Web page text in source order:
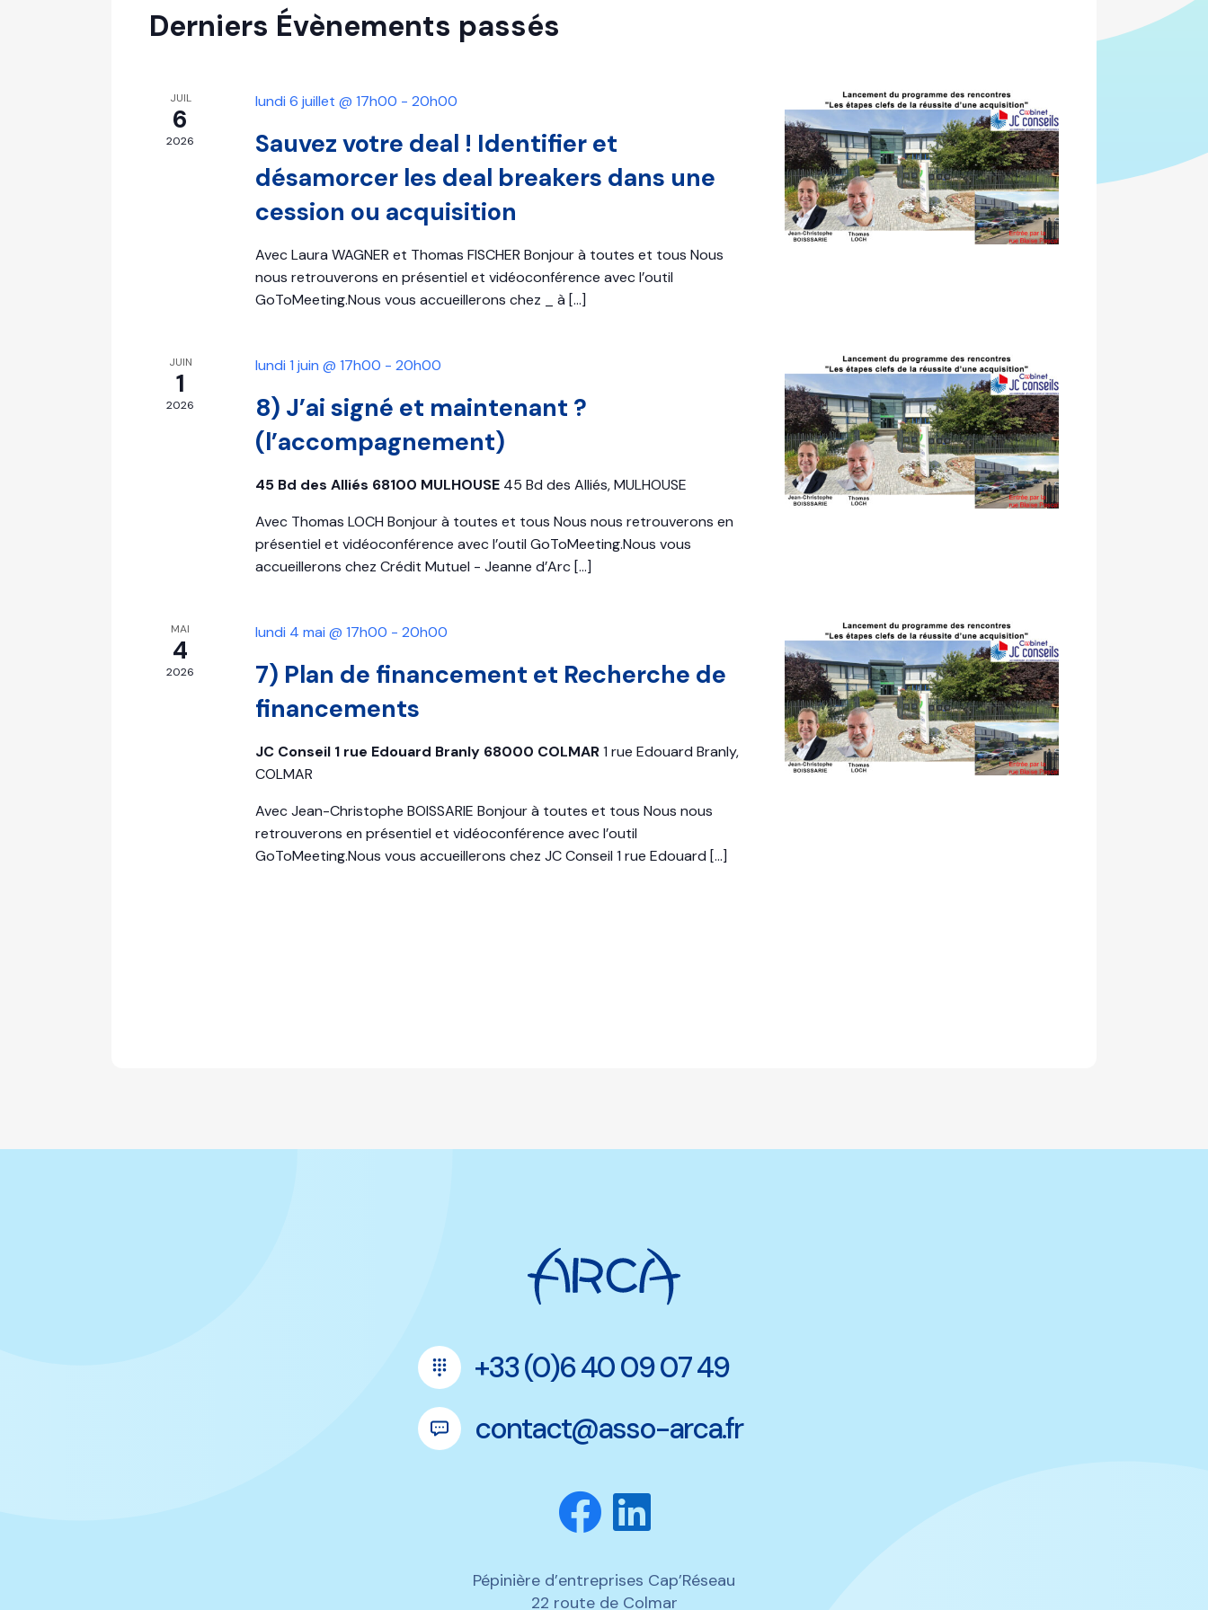
Évènements
Calendrier
Évènements
Derniers Évènements passés
JUIL
6
2026
lundi 6 juillet @ 17h00 - 20h00
Sauvez votre deal ! Identifier et
désamorcer les deal breakers dans une
cession ou acquisition
Avec Laura WAGNER et Thomas FISCHER Bonjour à toutes et tous Nous
nous retrouverons en présentiel et vidéoconférence avec l’outil
GoToMeeting.Nous vous accueillerons chez _ à […]
JUIN
1
2026
lundi 1 juin @ 17h00 - 20h00
8) J’ai signé et maintenant ?
(l’accompagnement)
45 Bd des Alliés 68100 MULHOUSE 45 Bd des Alliés, MULHOUSE
Avec Thomas LOCH Bonjour à toutes et tous Nous nous retrouverons en
présentiel et vidéoconférence avec l’outil GoToMeeting.Nous vous
accueillerons chez Crédit Mutuel - Jeanne d’Arc[…]
MAI
4
2026
lundi 4 mai @ 17h00 - 20h00
7) Plan de financement et Recherche de
financements
JC Conseil 1 rue Edouard Branly 68000 COLMAR1 rue Edouard Branly,
COLMAR
Avec Jean-Christophe BOISSARIE Bonjour à toutes et tous Nous nous
retrouverons en présentiel et vidéoconférence avec l’outil
GoToMeeting.Nous vous accueillerons chez JC Conseil 1 rue Edouard […]
+33 (0)6 40 09 07 49
contact@asso-arca.fr
Pépinière d’entreprises Cap’Réseau
22 route de Colmar